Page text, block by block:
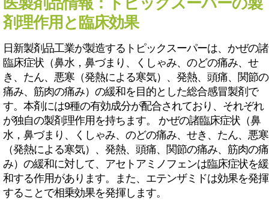
剤理作用と臨床効果
日新製剤品工業が製造するトピックスーパーは、かぜの諸
臨床症状（鼻水，鼻づまり、くしゃみ、のどの痛み、せ
き、たん、悪寒（発熱による寒気）、発熱、頭痛、関節の
痛み、筋肉の痛み）の緩和を目的とした総合感冒製剤で
す。本剤には9種の有効成分が配合されており、それぞれ
が独自の製剤理作用を持ちます。 かぜの諸臨床症状（鼻
水，鼻づまり、くしゃみ、のどの痛み、せき、たん、悪寒
（発熱による寒気）、発熱、頭痛、関節の痛み、筋肉の痛
み）の緩和に対して、アセトアミノフェンは臨床症状を緩
和する作用があります。また、エテンザミドは効果を発揮
することで相乗効果を発揮します。